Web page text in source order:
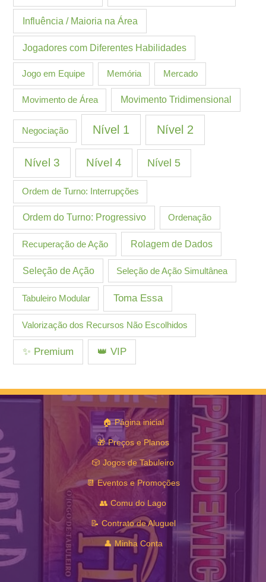
Influência / Maioria na Área
Jogadores com Diferentes Habilidades
Jogo em Equipe Memória Mercado
Movimento de Área Movimento Tridimensional
Negociação Nível 1 Nível 2
Nível 3 Nível 4 Nível 5
Ordem de Turno: Interrupções
Ordem do Turno: Progressivo Ordenação
Recuperação de Ação Rolagem de Dados
Seleção de Ação Seleção de Ação Simultânea
Tabuleiro Modular Toma Essa
Valorização dos Recursos Não Escolhidos
✨ Premium 👑 VIP
🏠 Página inicial
🎁 Preços e Planos
🎲 Jogos de Tabuleiro
📆 Eventos e Promoções
👥 Comu do Lago
📝 Contrato de Aluguel
👤 Minha Conta